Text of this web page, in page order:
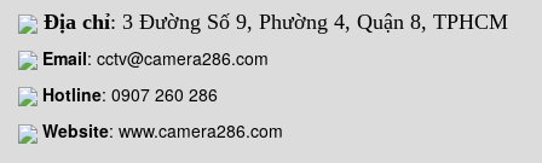
Địa chỉ: 3 Đường Số 9, Phường 4, Quận 8, TPHCM
Email: cctv@camera286.com
Hotline: 0907 260 286
Website: www.camera286.com